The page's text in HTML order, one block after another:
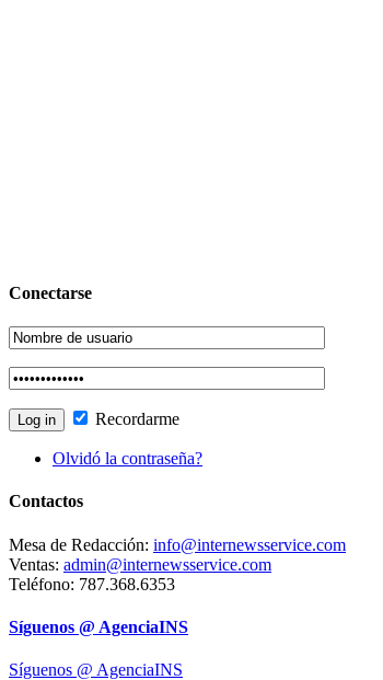
Conectarse
Recordarme
Olvidó la contraseña?
Contactos
Mesa de Redacción: info@internewsservice.com
Ventas: admin@internewsservice.com
Teléfono: 787.368.6353
Síguenos @ AgenciaINS
Síguenos @ AgenciaINS